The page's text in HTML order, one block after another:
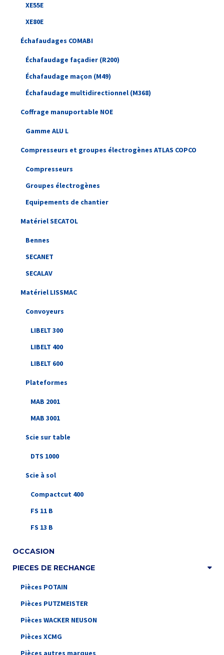
XE55E
XE80E
Échafaudages COMABI
Échafaudage façadier (R200)
Échafaudage maçon (M49)
Échafaudage multidirectionnel (M368)
Coffrage manuportable NOE
Gamme ALU L
Compresseurs et groupes électrogènes ATLAS COPCO
Compresseurs
Groupes électrogènes
Equipements de chantier
Matériel SECATOL
Bennes
SECANET
SECALAV
Matériel LISSMAC
Convoyeurs
LIBELT 300
LIBELT 400
LIBELT 600
Plateformes
MAB 2001
MAB 3001
Scie sur table
DTS 1000
Scie à sol
Compactcut 400
FS 11 B
FS 13 B
OCCASION
PIECES DE RECHANGE
Pièces POTAIN
Pièces PUTZMEISTER
Pièces WACKER NEUSON
Pièces XCMG
Pièces autres marques